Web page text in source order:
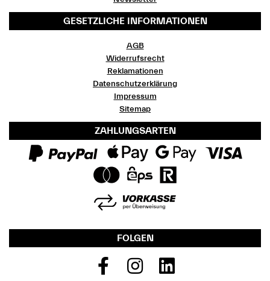
GESETZLICHE INFORMATIONEN
AGB
Widerrufsrecht
Reklamationen
Datenschutzerklärung
Impressum
Sitemap
ZAHLUNGSARTEN
FOLGEN